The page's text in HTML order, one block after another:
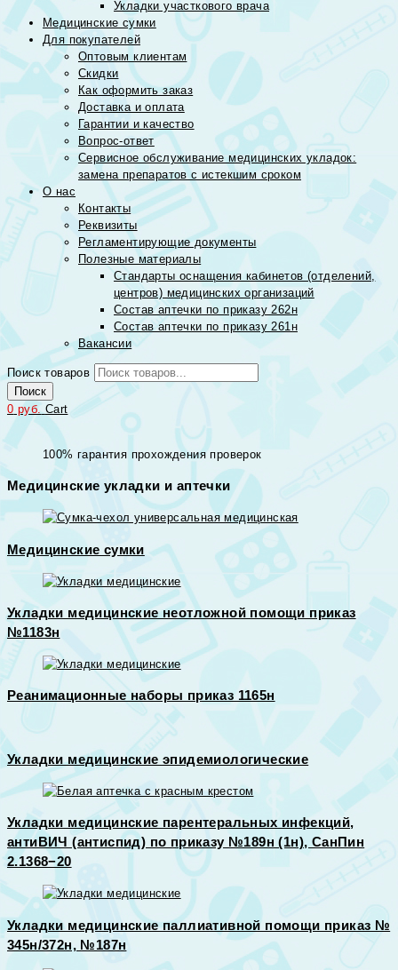
Укладки участкового врача
Медицинские сумки
Для покупателей
Оптовым клиентам
Скидки
Как оформить заказ
Доставка и оплата
Гарантии и качество
Вопрос-ответ
Сервисное обслуживание медицинских укладок:
замена препаратов с истекшим сроком
О нас
Контакты
Реквизиты
Регламентирующие документы
Полезные материалы
Стандарты оснащения кабинетов (отделений,
центров) медицинских организаций
Состав аптечки по приказу 262н
Состав аптечки по приказу 261н
Вакансии
Поиск товаров
Поиск
0 руб. Cart
100% гарантия прохождения проверок
Медицинские укладки и аптечки
Медицинские сумки
Укладки медицинские неотложной помощи приказ
№1183н
Реанимационные наборы приказ 1165н
Укладки медицинские эпидемиологические
Укладки медицинские парентеральных инфекций,
антиВИЧ (антиспид) по приказу №189н (1н), СанПин
2.1368−20
Укладки медицинские паллиативной помощи приказ №
345н/372н, №187н